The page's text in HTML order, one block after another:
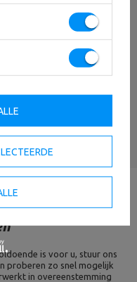
binnen 24 uur
is voor u, stuur ons
proberen zo snel mogelijk
in overeenstemming